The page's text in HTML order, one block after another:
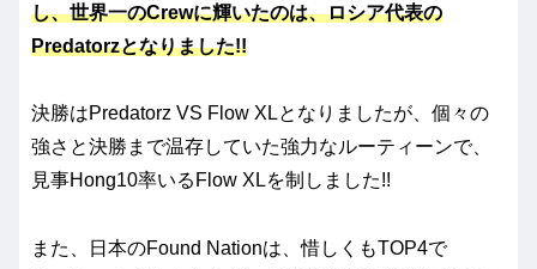
し、世界一のCrewに輝いたのは、ロシア代表の
Predatorzとなりました!!
決勝はPredatorz VS Flow XLとなりましたが、個々の
強さと決勝まで温存していた強力なルーティーンで、
見事Hong10率いるFlow XLを制しました!!
また、日本のFound Nationは、惜しくもTOP4で